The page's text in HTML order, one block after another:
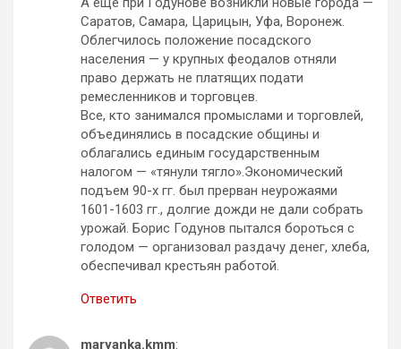
Саратов, Самара, Царицын, Уфа, Воронеж.
Облегчилось положение посадского
населения — у крупных феодалов отняли
право держать не платящих подати
ремесленников и торговцев.
Все, кто занимался промыслами и торговлей,
объединялись в посадские общины и
облагались единым государственным
налогом — «тянули тягло».Экономический
подъем 90-х гг. был прерван неурожаями
1601-1603 гг., долгие дожди не дали собрать
урожай. Борис Годунов пытался бороться с
голодом — организовал раздачу денег, хлеба,
обеспечивал крестьян работой.
Ответить
maryanka.kmm: